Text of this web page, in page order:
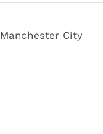
City